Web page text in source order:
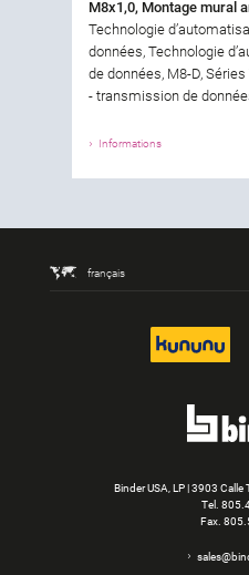
M8x1,0, Montage mural
Technologie
données, Technologie
de données, M8-D,
- transmission de
Informations
français
kununu
Binder USA, LP | 3903
Tel.
Fax.